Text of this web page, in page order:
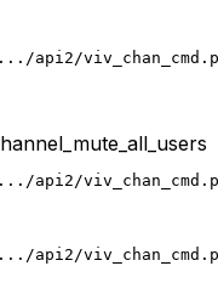
api2/
api2/